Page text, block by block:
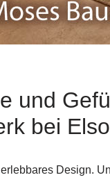
und
bei
Design.